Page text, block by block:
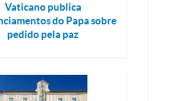
Vaticano publica
do Papa sobre
pedido pela paz